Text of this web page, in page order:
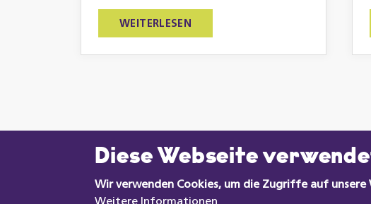
WEITERLESEN
Diese Webseite
Wir verwenden Cookies, um die Zugriffe auf unsere